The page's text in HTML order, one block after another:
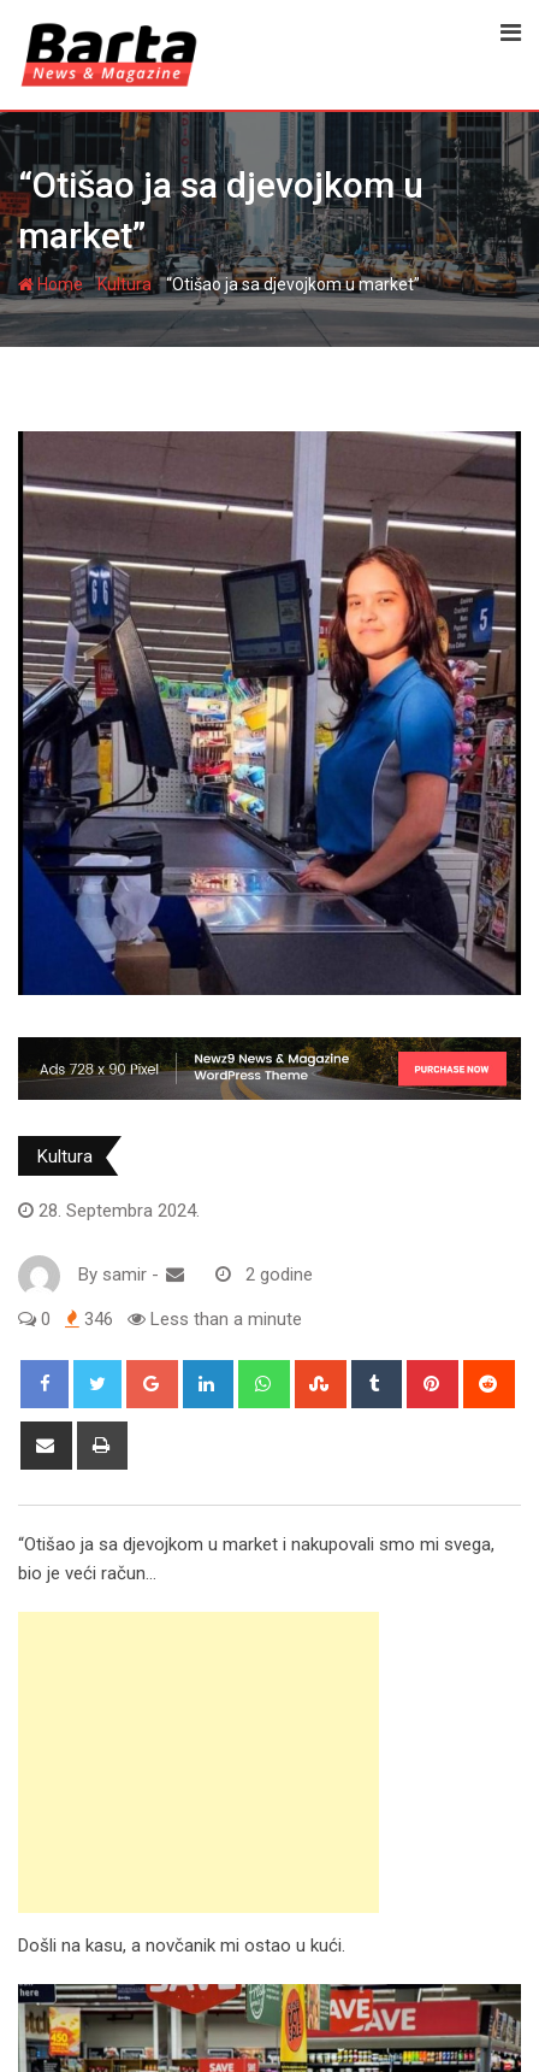
content
“Otišao ja sa djevojkom u
market”
Home-Kultura-“Otišao ja sa djevojkom u market”
Kultura
28. Septembra 2024.
By samir - 2 godine
0 346 Less than a minute
Google+ LinkedIn WhatsappStumbleUpon
Tumblr Pinterest
Share
“Otišao ja sa djevojkom u market i nakupovali smo mi svega,
bio je veći račun…
Došli na kasu, a novčanik mi ostao u kući.